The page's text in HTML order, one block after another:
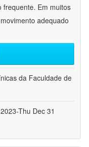
frequente. Em muitos
adequado
da Faculdade de
Thu Dec 31